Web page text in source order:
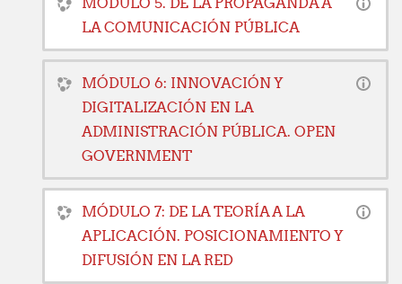
LA COMUNICACIÓN PÚBLICA
MÓDULO 6: INNOVACIÓN Y
DIGITALIZACIÓN EN LA
ADMINISTRACIÓN PÚBLICA. OPEN
GOVERNMENT
MÓDULO 7: DE LA TEORÍA A LA
APLICACIÓN. POSICIONAMIENTO Y
DIFUSIÓN EN LA RED